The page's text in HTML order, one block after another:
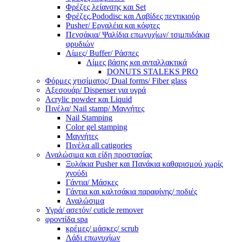
Φρέζες λείανσης και Set
Φρέζες,Pododisc και Λαβίδες πεντικιούρ
Pusher/ Εργαλέια και κόφτες
Πενσάκια/ Ψαλίδια επωνυχίων/ τσιμπιδάκια
φρυδιών
Λίμες/ Buffer/ Ράσπες
Λίμες βάσης και ανταλλακτικά
DONUTS STALEKS PRO
Φόρμες χτισίματος/ Dual forms/ Fiber glass
Αξεσουάρ/ Dispenser για υγρά
Acrylic powder και Liquid
Πινέλα/ Nail stamp/ Μαγνήτες
Nail Stamping
Color gel stamping
Μαγνήτες
Πινέλα all catigories
Αναλώσιμα και είδη προστασίας
Ξυλάκια Pusher και Πανάκια καθαρισμού χωρίς
χνούδι
Γάντια/ Μάσκες
Γάντια και καλτσάκια παραφίνης/ ποδιές
Αναλώσιμα
Υγρά/ ασετόν/ cuticle remover
φροντίδα spa
κρέμες/ μάσκες/ scrub
Λάδι επωνυχίων